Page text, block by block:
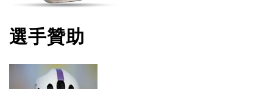
選手贊助